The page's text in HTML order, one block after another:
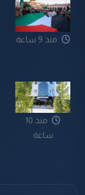
منذ 9 ساعة
منذ 10
ساعة